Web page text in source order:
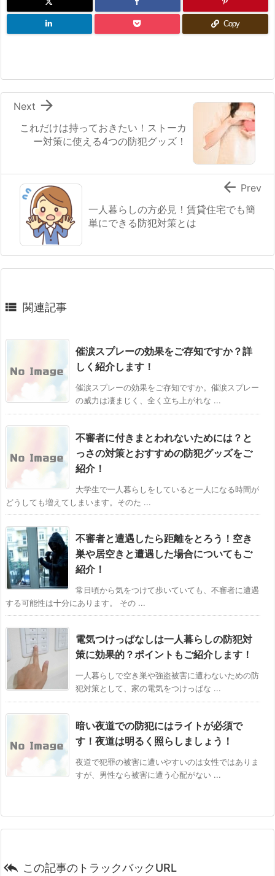
Copy
これだけは持っておきたい！ストーカ
ー対策に使える4つの防犯グッズ！

Next
一人暮らしの方必見！賃貸住宅でも簡
単にできる防犯対策とは
 Prev
 関連記事
催涙スプレーの効果をご存知ですか？詳
しく紹介します！
催涙スプレーの効果をご存知ですか。催涙スプレー
の威力は凄まじく、全く立ち上がれな ...
不審者に付きまとわれないためには？と
っさの対策とおすすめの防犯グッズをご
紹介！
大学生で一人暮らしをしていると一人になる時間が
どうしても増えてしまいます。そのた ...
不審者と遭遇したら距離をとろう！空き
巣や居空きと遭遇した場合についてもご
紹介！
常日頃から気をつけて歩いていても、不審者に遭遇
する可能性は十分にあります。 その ...
電気つけっぱなしは一人暮らしの防犯対
策に効果的？ポイントもご紹介します！
一人暮らしで空き巣や強盗被害に遭わないための防
犯対策として、家の電気をつけっぱな ...
暗い夜道での防犯にはライトが必須で
す！夜道は明るく照らしましょう！
夜道で犯罪の被害に遭いやすいのは女性ではありま
すが、男性なら被害に遭う心配がない ...
 この記事のトラックバックURL